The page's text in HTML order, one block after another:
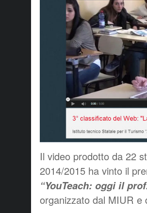
Il video prodotto da 22
2014/2015 ha vinto il
“YouTeach: oggi il
organizzato dal MIUR e